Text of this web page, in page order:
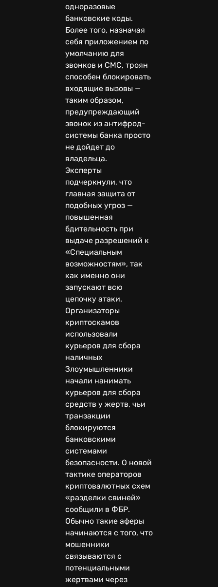
одноразовые
банковские коды.
Более того, назначая
себя приложением по
умолчанию для
звонков и СМС, троян
способен блокировать
входящие вызовы —
таким образом,
предупреждающий
звонок из антифрод-
системы банка просто
не дойдет до
владельца.
Эксперты
подчеркнули, что
главная защита от
подобных угроз —
повышенная
бдительность при
выдаче разрешений к
«Специальным
возможностям», так
как именно они
запускают всю
цепочку атаки.
Организаторы
криптоскамов
использовали
курьеров для сбора
наличных
Злоумышленники
начали нанимать
курьеров для сбора
средств у жертв, чьи
транзакции
блокируются
банковскими
системами
безопасности. О новой
тактике операторов
криптовалютных схем
«разделки свиней»
сообщили в ФБР.
Обычно такие аферы
начинаются с того, что
мошенники
связываются с
потенциальными
жертвами через